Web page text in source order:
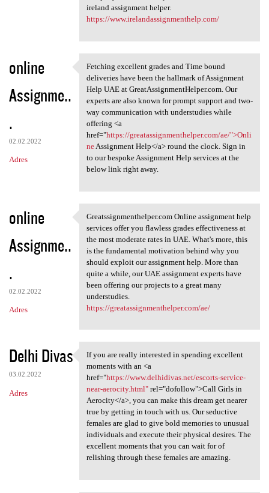
ireland assignment helper.
https://www.irelandassignmenthelp.com/
online
Assignme..
.
02.02.2022
Adres
Fetching excellent grades and
Fetching excellent grades and Time bound
deliveries have been the hallmark of Assignment
Help UAE at GreatAssignmentHelper.com. Our
experts are also known for prompt support and two-
way communication with understudies while
offering <a
href="https://greatassignmenthelper.com/ae/">Onli
neAssignment Help</a> round the clock. Sign in
to our bespoke Assignment Help services at the
below link right away.
online
Assignme..
.
02.02.2022
Adres
Greatssignmenthelper.com
Greatssignmenthelper.com Online assignment help
services offer you flawless grades effectiveness at
the most moderate rates in UAE. What's more, this
is the fundamental motivation behind why you
should exploit our assignment help. More than
quite a while, our UAE assignment experts have
been offering our projects to a great many
understudies.
https://greatassignmenthelper.com/ae/
Delhi Divas
03.02.2022
Adres
If you are really interested
If you are really interested in spending excellent
moments with an <a
href="https://www.delhidivas.net/escorts-service-
near-aerocity.html"rel="dofollow">Call Girls in
Aerocity</a>, you can make this dream get nearer
true by getting in touch with us. Our seductive
females are glad to give bold memories to unusual
individuals and execute their physical desires. The
excellent moments that you can wait for of
relishing through these females are amazing.